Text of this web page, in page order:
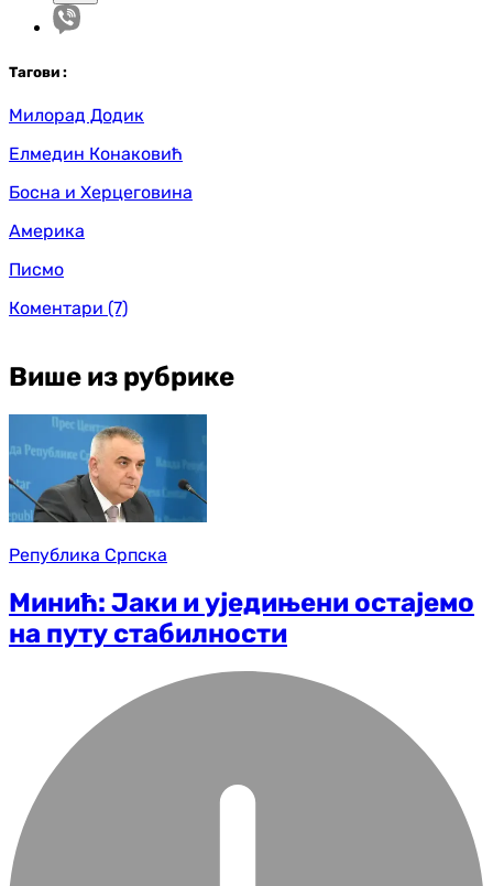
Тагови :
Милорад Додик
Елмедин Конаковић
Босна и Херцеговина
Америка
Писмо
Коментари (7)
Више из рубрике
Република Српска
Минић: Јаки и уједињени остајемо
на путу стабилности